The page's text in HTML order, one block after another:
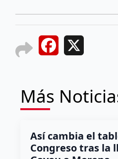
Facebook
Más
Así cambia el
Congreso tras la